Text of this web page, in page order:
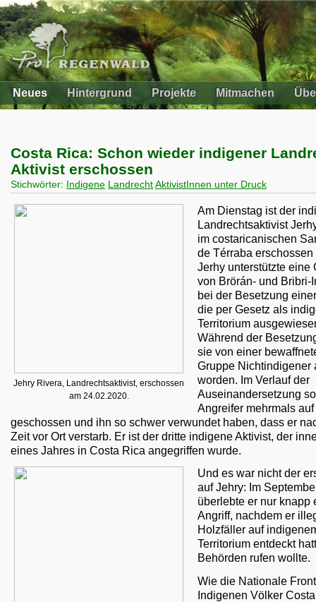
Neues Hintergrund Projekte Mitmachen
Costa Rica: Schon wieder indigener
Aktivist erschossen
Stichwörter: Indigene Landrecht AktivistInnen unter Druck
Jehry Rivera, Landrechtsaktivist, erschossen
am 24.02.2020.
Am Dienstag ist der
Landrechtsaktivist
im costaricanischen
de Térraba erschossen
Jerhy unterstützte eine
von Brörán- und Bribri-
bei der Besetzung
die per Gesetz als
Territorium
Während der
sie von einer
Gruppe Nichtindigener
worden. Im Verlauf der
Auseinandersetzung
Angreifer mehrmals
geschossen und ihn so schwer verwundet haben, dass er
Zeit vor Ort verstarb. Er ist der dritte indigene Aktivist, der
eines Jahres in Costa Rica angegriffen wurde.
Und es war nicht der
auf Jehry: Im
überlebte er nur knapp
Angriff, nachdem er
Holzfäller auf
Territorium entdeckt
Behörden rufen wollte.
Wie die Nationale
Indigenen Völker